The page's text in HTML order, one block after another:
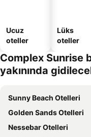
Ucuz
oteller
Lüks
oteller
Complex Sunrise
yakınında
Sunny Beach Otelleri
Golden Sands Otelleri
Nessebar Otelleri